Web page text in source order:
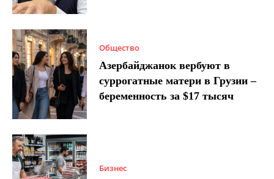
Общество
Азербайджанок вербуют в
суррогатные матери в Грузии –
беременность за $17 тысяч
Бизнес